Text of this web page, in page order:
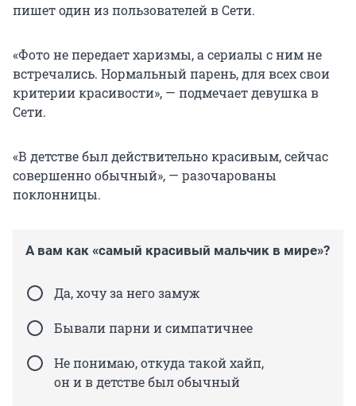
пишет один из пользователей в Сети.
«Фото не передает харизмы, а сериалы с ним не
встречались. Нормальный парень, для всех свои
критерии красивости», — подмечает девушка в
Сети.
«В детстве был действительно красивым, сейчас
совершенно обычный», — разочарованы
поклонницы.
А вам как «самый красивый мальчик в мире»?
Да, хочу за него замуж
Бывали парни и симпатичнее
Не понимаю, откуда такой хайп,
он и в детстве был обычный